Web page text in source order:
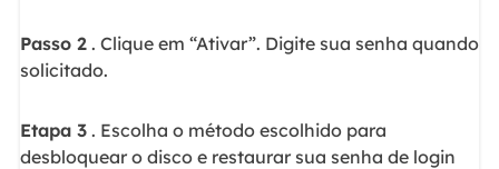
Passo 2. Clique em “Ativar”. Digite sua senha quando
solicitado.
Etapa 3. Escolha o método escolhido para
desbloquear o disco e restaurar sua senha de login